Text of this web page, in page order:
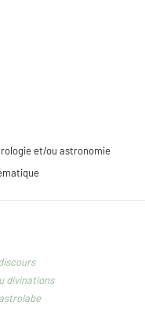
et/ou astronomie
divinations